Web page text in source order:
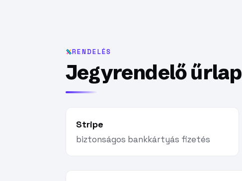
RENDELÉS
Jegyrendelő űrlap
Stripe
biztonságos bankkártyás fizetés